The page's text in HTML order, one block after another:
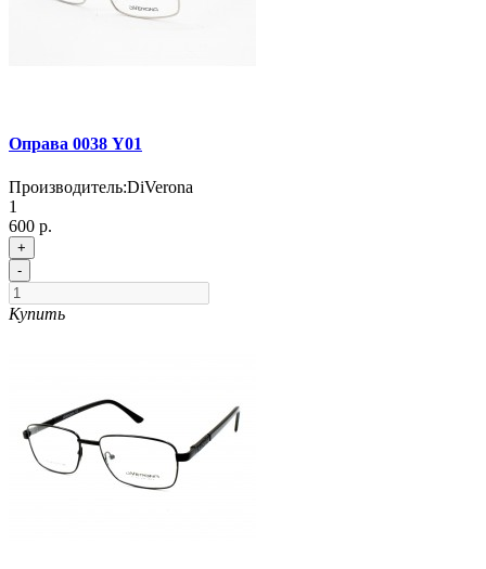
Оправа 0038 Y01
Производитель:DiVerona
1
600 р.
+
-
Купить